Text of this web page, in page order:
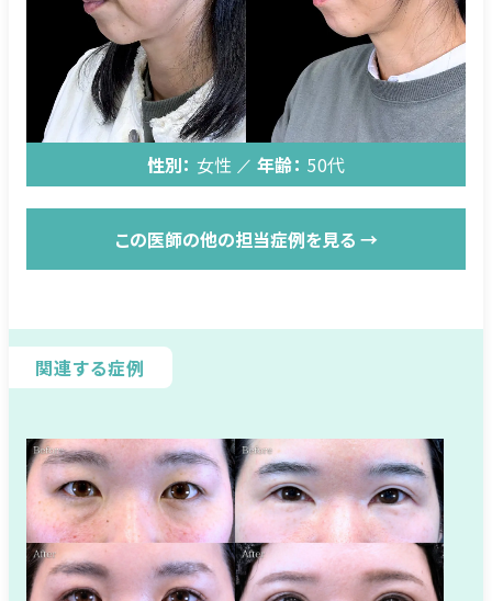
性別： 女性 年齢： 50代
この医師の他の担当症例を見る →
関連する症例